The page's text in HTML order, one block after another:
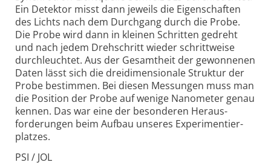
Ein Detektor misst dann jeweils die Eigen­schaften
des Lichts nach dem Durchgang durch die Probe.
Die Probe wird dann in kleinen Schritten gedreht
und nach jedem Drehschritt wieder schritt­weise
durch­leuchtet. Aus der Gesamtheit der gewonnenen
Daten lässt sich die drei­dimensionale Struktur der
Probe bestimmen. Bei diesen Messungen muss man
die Position der Probe auf wenige Nanometer genau
kennen. Das war eine der besonderen Heraus­
forderungen beim Aufbau unseres Experimentier­
platzes.
PSI / JOL